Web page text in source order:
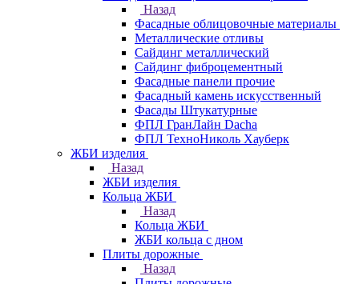
Назад
Фасадные облицовочные материалы
Металлические отливы
Сайдинг металлический
Сайдинг фиброцементный
Фасадные панели прочие
Фасадный камень искусственный
Фасады Штукатурные
ФПЛ ГранЛайн Dacha
ФПЛ ТехноНиколь Хауберк
ЖБИ изделия
Назад
ЖБИ изделия
Кольца ЖБИ
Назад
Кольца ЖБИ
ЖБИ кольца с дном
Плиты дорожные
Назад